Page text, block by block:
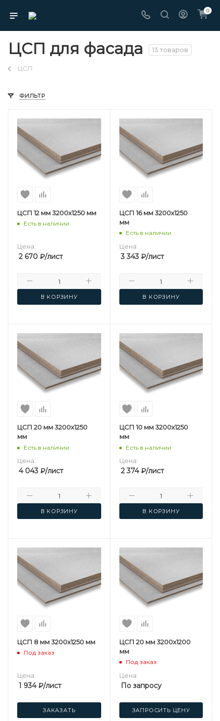
0
ЦСП для фасада 13 товаров
ЦСП
ФИЛЬТР
ЦСП 12 мм 3200х1250 мм
Есть в наличии
Цена:
2 670 ₽/лист
В КОРЗИНУ
ЦСП 16 мм 3200х1250
мм
Есть в наличии
Цена:
3 343₽/лист
В КОРЗИНУ
ЦСП 20 мм 3200х1250
мм
Есть в наличии
Цена:
4 043 ₽/лист
В КОРЗИНУ
ЦСП 10 мм 3200х1250
мм
Есть в наличии
Цена:
2 374₽/лист
В КОРЗИНУ
ЦСП 8 мм 3200х1250 мм
Под заказ
Цена:
1 934₽/лист
ЗАКАЗАТЬ
ЦСП 20 мм 3200х1200
мм
Под заказ
Цена:
По запросу
ЗАПРОСИТЬ ЦЕНУ